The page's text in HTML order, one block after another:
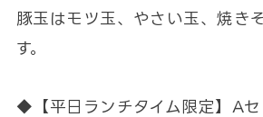
豚玉はモツ玉、やさい玉、焼き
す。
◆【平日ランチタイム限定】Aセ